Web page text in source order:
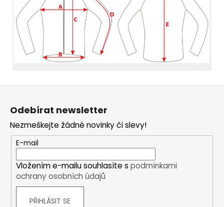
Odebírat newsletter
Nezmeškejte žádné novinky či slevy!
E-mail
Vložením e-mailu souhlasíte s podmínkami
ochrany osobních údajů
PŘIHLÁSIT SE